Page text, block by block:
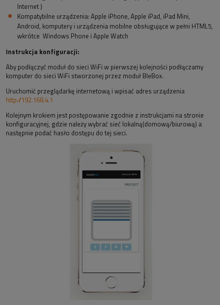
Internet )
Kompatybilne urządzenia: Apple iPhone, Apple iPad, iPad Mini,
Android, komputery i urządzenia mobilne obsługujące w pełni HTML5,
wkrótce Windows Phone i Apple Watch
Instrukcja konfiguracji:
Aby podłączyć moduł do sieci WiFi w pierwszej kolejności podłączamy
komputer do sieci WiFi stworzonej przez moduł BleBox.
Uruchomić przeglądarkę internetową i wpisać adres urządzenia
http://192.168.4.1
Kolejnym krokiem jest postępowanie zgodnie z instrukcjami na stronie
konfiguracyjnej, gdzie należy wybrać sieć lokalną(domową/biurową) a
następnie podać hasło dostępu do tej sieci.